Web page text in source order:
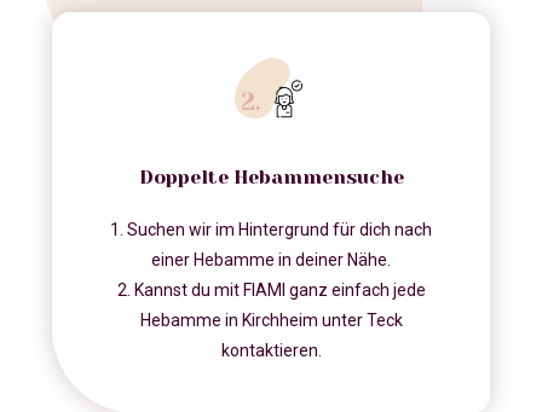
Doppelte Hebammensuche
1. Suchen wir im Hintergrund für dich nach
einer Hebamme in deiner Nähe.
2. Kannst du mit FIAMI ganz einfach jede
Hebamme in Kirchheim unter Teck
kontaktieren.